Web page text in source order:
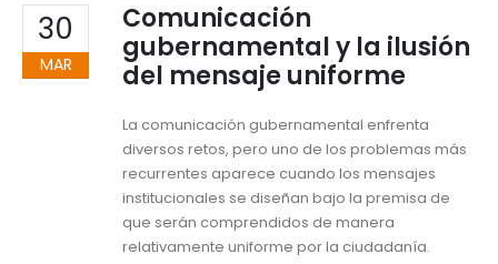
30
MAR
Comunicación
gubernamental y la ilusión
del mensaje uniforme
La comunicación gubernamental enfrenta
diversos retos, pero uno de los problemas más
recurrentes aparece cuando los mensajes
institucionales se diseñan bajo la premisa de
que serán comprendidos de manera
relativamente uniforme por la ciudadanía.